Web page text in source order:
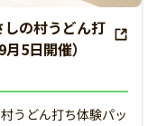
の村うどん打
5日開催）
うどん打ち体験パッ